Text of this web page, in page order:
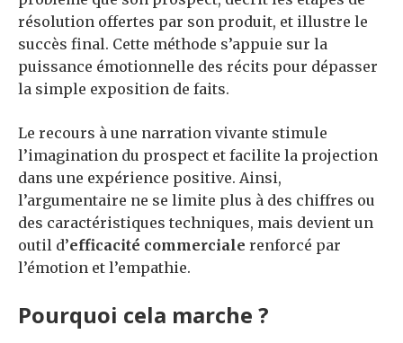
résolution offertes par son produit, et illustre le
succès final. Cette méthode s’appuie sur la
puissance émotionnelle des récits pour dépasser
la simple exposition de faits.
Le recours à une narration vivante stimule
l’imagination du prospect et facilite la projection
dans une expérience positive. Ainsi,
l’argumentaire ne se limite plus à des chiffres ou
des caractéristiques techniques, mais devient un
outil d’efficacité commerciale renforcé par
l’émotion et l’empathie.
Pourquoi cela marche ?